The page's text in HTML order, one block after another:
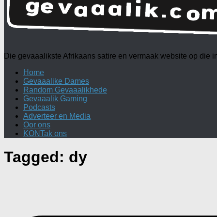
Die gevaaalikste Afrikaans satire en vermaak website op die
Home
Gevaaalike Dames
Random Gevaaalikhede
Gevaaalik Gaming
Podcasts
Adverteer en Media
Oor ons
KONTak ons
Tagged: dy